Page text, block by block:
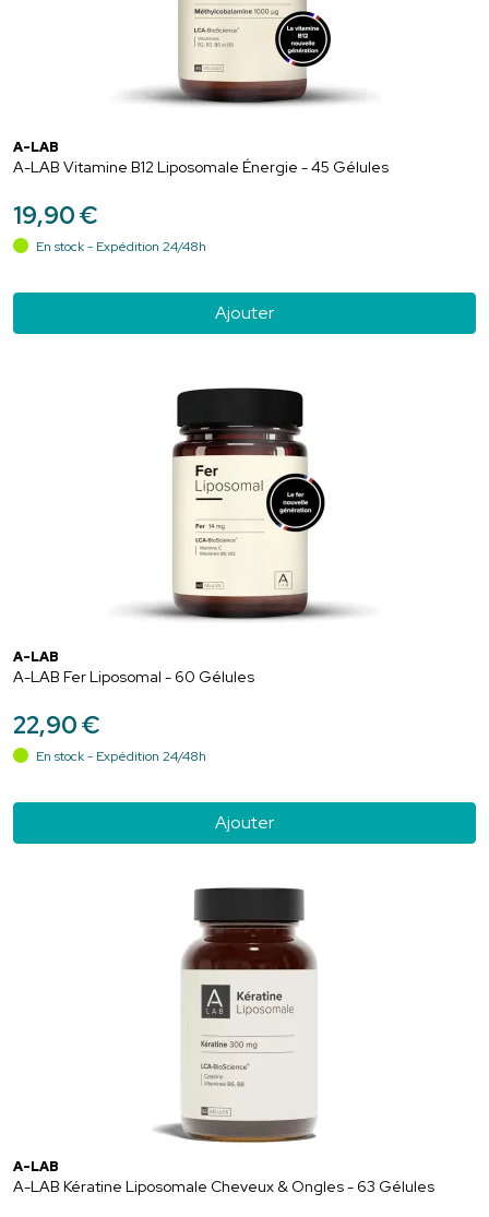
A-LAB
A-LAB Vitamine B12 Liposomale Énergie - 45 Gélules
19,90€
En stock - Expédition 24/48h
Ajouter
A-LAB
A-LAB Fer Liposomal - 60 Gélules
22,90€
En stock - Expédition 24/48h
Ajouter
A-LAB
A-LAB Kératine Liposomale Cheveux & Ongles - 63 Gélules